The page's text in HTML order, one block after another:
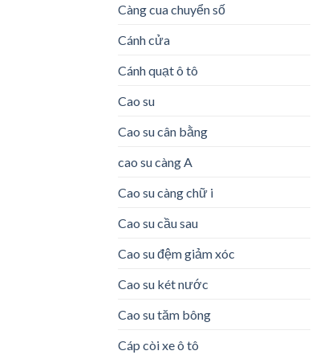
Càng cua chuyển số
Cánh cửa
Cánh quạt ô tô
Cao su
Cao su cân bằng
cao su càng A
Cao su càng chữ i
Cao su cầu sau
Cao su đệm giảm xóc
Cao su két nước
Cao su tăm bông
Cáp còi xe ô tô